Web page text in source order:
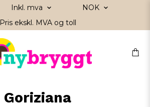
Inkl. mva
NOK
Pris ekskl. MVA og toll
Goriziana